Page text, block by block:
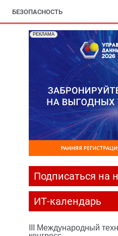
БЕЗОПАСНОСТЬ
РЕКЛАМА
Подписаться на
ИТ-календарь
III Международный